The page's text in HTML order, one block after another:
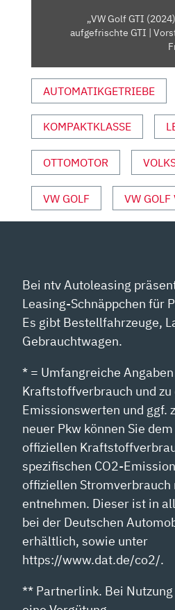
AUFGEFRISCHTE
VORSTELLUNG
MIT
SEBASTIAN
FRIEMEL“
YOUTUBE
ANZEIGEN
„VW Golf GTI
aufgefrischte GTI |
AUTOMATIKGETRIEBE
KOMPAKTKLASSE
OTTOMOTOR
VW GOLF VW
Bei ntv Autoleasing
Leasing-Schnäppchen für
Es gibt Bestellfahrzeuge,
Gebrauchtwagen.
* = Umfangreiche
Kraftstoffverbrauch und
Emissionswerten und ggf.
neuer Pkw können Sie
offiziellen
spezifischen CO2-
offiziellen Stromverbrauch
entnehmen. Dieser ist in
bei der Deutschen
erhältlich, sowie unter
https://www.dat.de/co2/.
** Partnerlink. Bei